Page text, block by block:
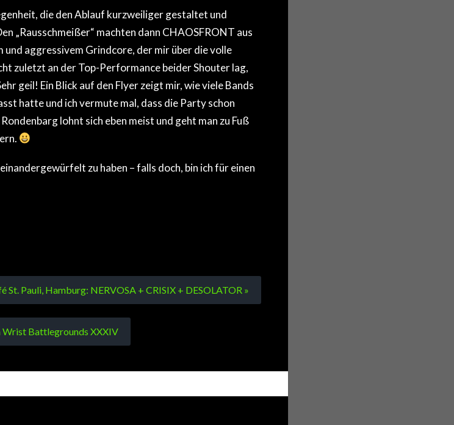
die den Ablauf kurzweiliger gestaltet und
„Rausschmeißer“ machten dann CHAOSFRONT aus
aggressivem Grindcore, der mir über die volle
zuletzt an der Top-Performance beider Shouter lag,
geil! Ein Blick auf den Flyer zeigt mir, wie viele Bands
hatte und ich vermute mal, dass die Party schon
lohnt sich eben meist und geht man zu Fuß
zu haben – falls doch, bin ich für einen
St. Pauli, Hamburg: NERVOSA + CRISIX + DESOLATOR »
Wrist Battlegrounds XXXIV